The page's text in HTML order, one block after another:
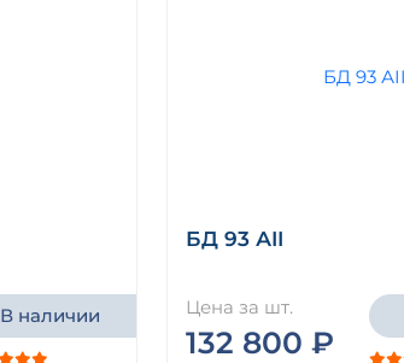
В наличии
БД 93 АII
Цена за шт.
132 800 ₽